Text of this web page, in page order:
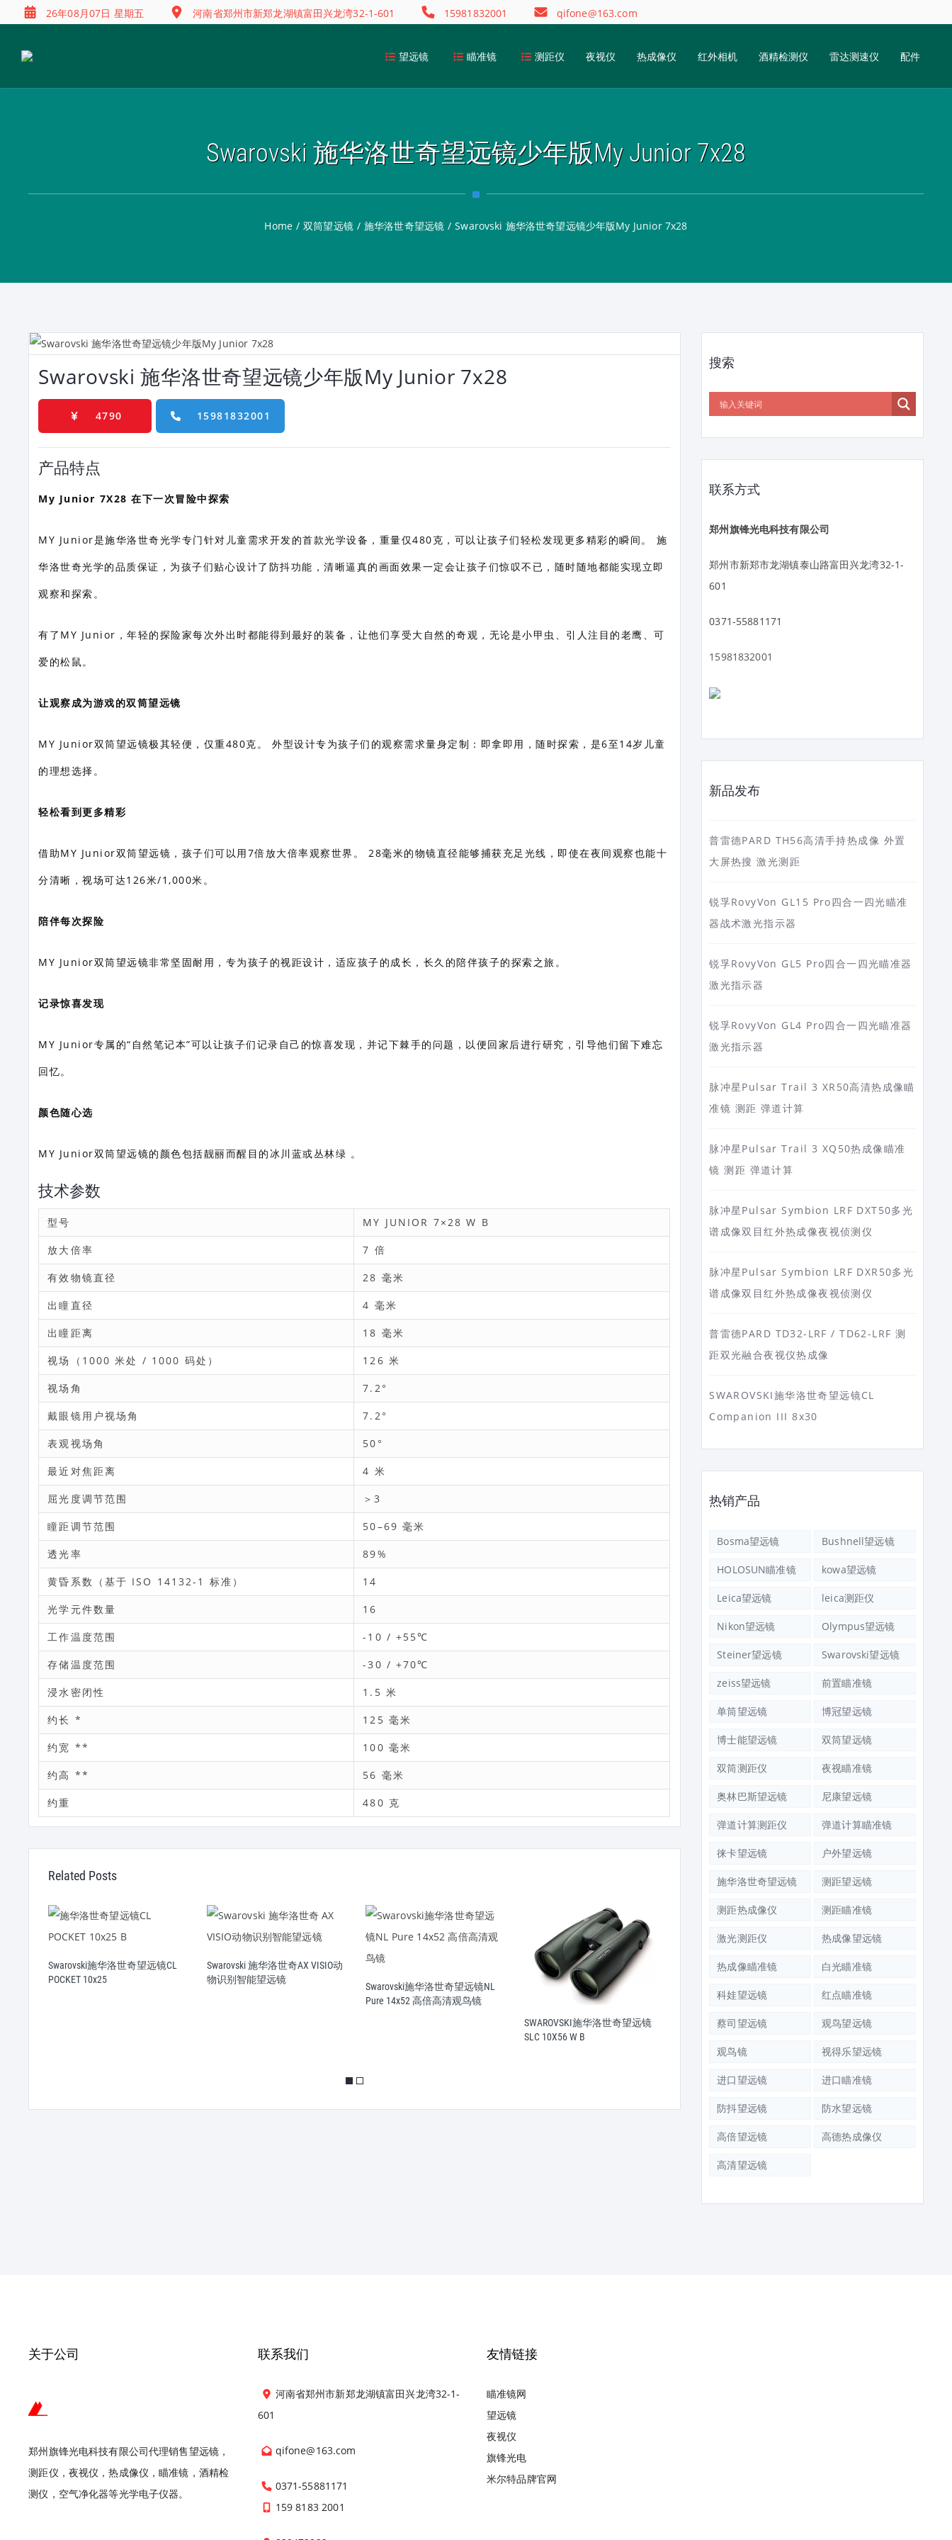
26年08月07日 星期五 河南省郑州市新郑龙湖镇富田兴龙湾32-1-601 15981832001 qifone@163.com
望远镜 瞄准镜 测距仪 夜视仪 热成像仪 红外相机 酒精检测仪 雷达测速仪 配件
Swarovski 施华洛世奇望远镜少年版My Junior 7x28
Home / 双筒望远镜 / 施华洛世奇望远镜 / Swarovski 施华洛世奇望远镜少年版My Junior 7x28
Swarovski 施华洛世奇望远镜少年版My Junior 7x28
4790 15981832001
产品特点
My Junior 7X28 在下一次冒险中探索
MY Junior是施华洛世奇光学专门针对儿童需求开发的首款光学设备，重量仅480克，可以让孩子们轻松发现更多精彩的瞬间。 施
华洛世奇光学的品质保证，为孩子们贴心设计了防抖功能，清晰逼真的画面效果一定会让孩子们惊叹不已，随时随地都能实现立即
观察和探索。
有了MY Junior，年轻的探险家每次外出时都能得到最好的装备，让他们享受大自然的奇观，无论是小甲虫、引人注目的老鹰、可
爱的松鼠。
让观察成为游戏的双筒望远镜
MY Junior双筒望远镜极其轻便，仅重480克。 外型设计专为孩子们的观察需求量身定制：即拿即用，随时探索，是6至14岁儿童
的理想选择。
轻松看到更多精彩
借助MY Junior双筒望远镜，孩子们可以用7倍放大倍率观察世界。 28毫米的物镜直径能够捕获充足光线，即使在夜间观察也能十
分清晰，视场可达126米/1,000米。
陪伴每次探险
MY Junior双筒望远镜非常坚固耐用，专为孩子的视距设计，适应孩子的成长，长久的陪伴孩子的探索之旅。
记录惊喜发现
MY Junior专属的“自然笔记本”可以让孩子们记录自己的惊喜发现，并记下棘手的问题，以便回家后进行研究，引导他们留下难忘
回忆。
颜色随心选
MY Junior双筒望远镜的颜色包括靓丽而醒目的冰川蓝或丛林绿 。
技术参数
型号 MY JUNIOR 7×28 W B
放大倍率 7 倍
有效物镜直径 28 毫米
出瞳直径 4 毫米
出瞳距离 18 毫米
视场（1000 米处 / 1000 码处） 126 米
视场角 7.2°
戴眼镜用户视场角 7.2°
表观视场角 50°
最近对焦距离 4 米
屈光度调节范围 ＞3
瞳距调节范围 50–69 毫米
透光率 89%
黄昏系数（基于 ISO 14132-1 标准） 14
光学元件数量 16
工作温度范围 -10 / +55℃
存储温度范围 -30 / +70℃
浸水密闭性 1.5 米
约长 * 125 毫米
约宽 ** 100 毫米
约高 ** 56 毫米
约重 480 克
Related Posts
Swarovski 施华洛世奇AX VISIO动
物识别智能望远镜
Swarovski施华洛世奇望远镜NL
SWAROVSKI施华洛世奇望远镜
SLC 15X56 W B高倍观鸟镜
SWAROVSKI施华洛世奇望远镜
SWAROVSKI施华洛世奇
搜索
联系方式
郑州旗锋光电科技有限公司
郑州市新郑市龙湖镇泰山路富田兴龙湾32-1-
601
0371-55881171
15981832001
新品发布
普雷德PARD TH56高清手持热成像 外置
大屏热搜 激光测距
锐孚RovyVon GL15 Pro四合一四光瞄准
器战术激光指示器
锐孚RovyVon GL5 Pro四合一四光瞄准器
激光指示器
锐孚RovyVon GL4 Pro四合一四光瞄准器
激光指示器
脉冲星Pulsar Trail 3 XR50高清热成像瞄
准镜 测距 弹道计算
脉冲星Pulsar Trail 3 XQ50热成像瞄准
镜 测距 弹道计算
脉冲星Pulsar Symbion LRF DXT50多光
谱成像双目红外热成像夜视侦测仪
脉冲星Pulsar Symbion LRF DXR50多光
谱成像双目红外热成像夜视侦测仪
普雷德PARD TD32-LRF / TD62-LRF 测
距双光融合夜视仪热成像
SWAROVSKI施华洛世奇望远镜CL
Companion III 8x30
热销产品
Bosma望远镜 Bushnell望远镜
HOLOSUN瞄准镜 kowa望远镜
Leica望远镜 leica测距仪
Nikon望远镜 Olympus望远镜
Steiner望远镜 Swarovski望远镜
zeiss望远镜 前置瞄准镜
单筒望远镜 博冠望远镜
博士能望远镜 双筒望远镜
双筒测距仪 夜视瞄准镜
奥林巴斯望远镜 尼康望远镜
弹道计算测距仪 弹道计算瞄准镜
徕卡望远镜 户外望远镜
施华洛世奇望远镜 测距望远镜
测距热成像仪 测距瞄准镜
激光测距仪 热成像望远镜
热成像瞄准镜 白光瞄准镜
科娃望远镜 红点瞄准镜
蔡司望远镜 观鸟望远镜
观鸟镜 视得乐望远镜
进口望远镜 进口瞄准镜
防抖望远镜 防水望远镜
高倍望远镜 高德热成像仪
高清望远镜
关于公司
郑州旗锋光电科技有限公司代理销售望远镜，
测距仪，夜视仪，热成像仪，瞄准镜，酒精检
测仪，空气净化器等光学电子仪器。
联系我们
河南省郑州市新郑龙湖镇富田兴龙湾32-1-
601
qifone@163.com
0371-55881171
159 8183 2001
友情链接
瞄准镜网
望远镜
夜视仪
旗锋光电
米尔特品牌官网